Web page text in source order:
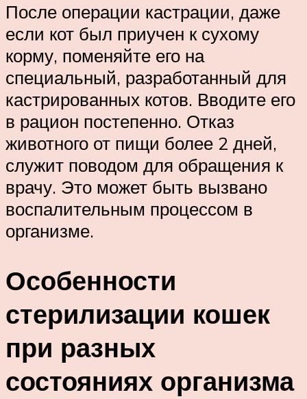
После операции кастрации, даже
если кот был приучен к сухому
корму, поменяйте его на
специальный, разработанный для
кастрированных котов. Вводите его
в рацион постепенно. Отказ
животного от пищи более 2 дней,
служит поводом для обращения к
врачу. Это может быть вызвано
воспалительным процессом в
организме.
Особенности
стерилизации кошек
при разных
состояниях организма